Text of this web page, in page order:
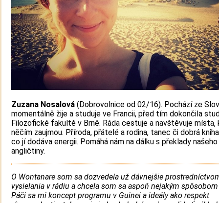
Zuzana Nosalová (Dobrovolnice od 02/16). Pochází ze
momentálně žije a studuje ve Francii, před tím dokončila
Filozofické fakultě v Brně. Ráda cestuje a navštěvuje místa,
něčím zaujmou. Příroda, přátelé a rodina, tanec či dobrá
co jí dodáva energii. Pomáhá nám na dálku s překlady
angličtiny.
O Wontanare som sa dozvedela už dávnejšie
vysielania v rádiu a chcela som sa aspoň nejakým
Páči sa mi koncept programu v Guinei a ideály ako respekt